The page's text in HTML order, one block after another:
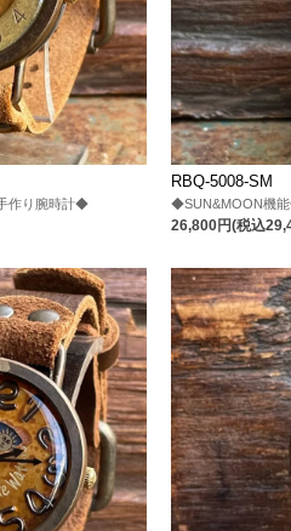
作り腕時計◆
RBQ-5008-SM
◆SUN&MOON機
26,800円(税込